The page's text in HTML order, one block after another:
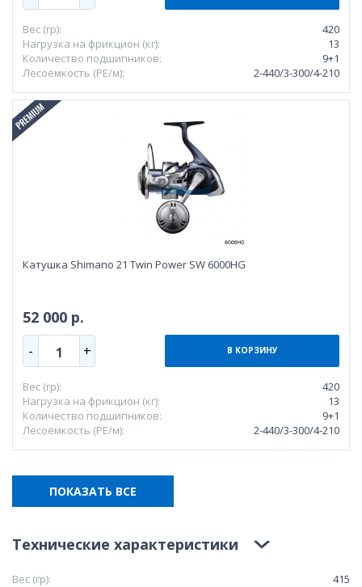
Вес (гр):
420
Нагрузка на фрикцион (кг):
13
Количество подшипников:
9+1
Лесоёмкость (РЕ/м):
2-440/3-300/4-210
Катушка Shimano 21 Twin Power SW 6000HG
52 000 р.
- 1 + В КОРЗИНУ
Вес (гр):
420
Нагрузка на фрикцион (кг):
13
Количество подшипников:
9+1
Лесоёмкость (РЕ/м):
2-440/3-300/4-210
ПОКАЗАТЬ ВСЕ
Технические характеристики
Вес (гр):
415